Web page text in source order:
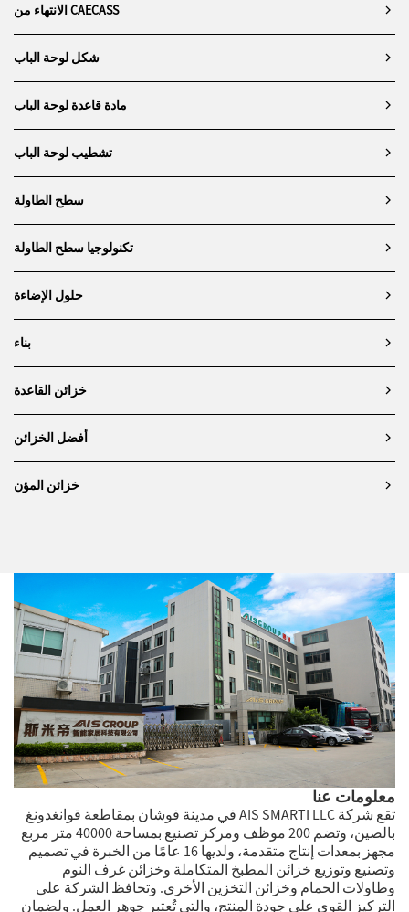
الانتهاء من CAECASS
شكل لوحة الباب
مادة قاعدة لوحة الباب
تشطيب لوحة الباب
سطح الطاولة
تكنولوجيا سطح الطاولة
حلول الإضاءة
بناء
خزائن القاعدة
أفضل الخزائن
خزائن المؤن
معلومات عنا
تقع شركة AIS SMARTI LLC في مدينة فوشان بمقاطعة قوانغدونغ
بالصين، وتضم 200 موظف ومركز تصنيع بمساحة 40000 متر مربع
مجهز بمعدات إنتاج متقدمة، ولديها 16 عامًا من الخبرة في تصميم
وتصنيع وتوزيع خزائن المطبخ المتكاملة وخزائن غرف النوم
وطاولات الحمام وخزائن التخزين الأخرى. وتحافظ الشركة على
التركيز القوي على جودة المنتج، والتي تُعتبر جوهر العمل. ولضمان